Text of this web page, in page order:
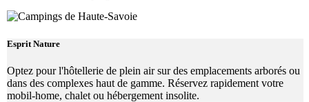
Esprit Nature
Optez pour l'hôtellerie de plein air sur des emplacements arborés ou
dans des complexes haut de gamme. Réservez rapidement votre
mobil-home, chalet ou hébergement insolite.